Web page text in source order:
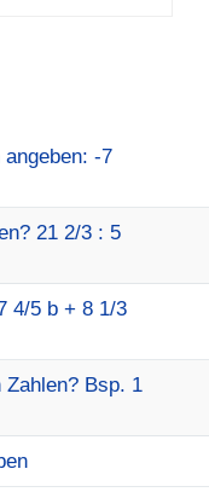
-7
21 2/3 : 5
4/5 b + 8 1/3
Bsp. 1